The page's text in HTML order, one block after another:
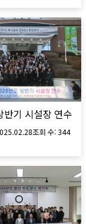
반기 시설장 연수
조회 수:344